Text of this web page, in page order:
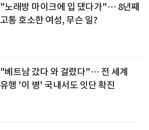
"노래방 마이크에 입 댔다가"… 8년째
고통 호소한 여성, 무슨 일?
"베트남 갔다 와 걸렸다"… 전 세계
유행 '이 병' 국내서도 잇단 확진